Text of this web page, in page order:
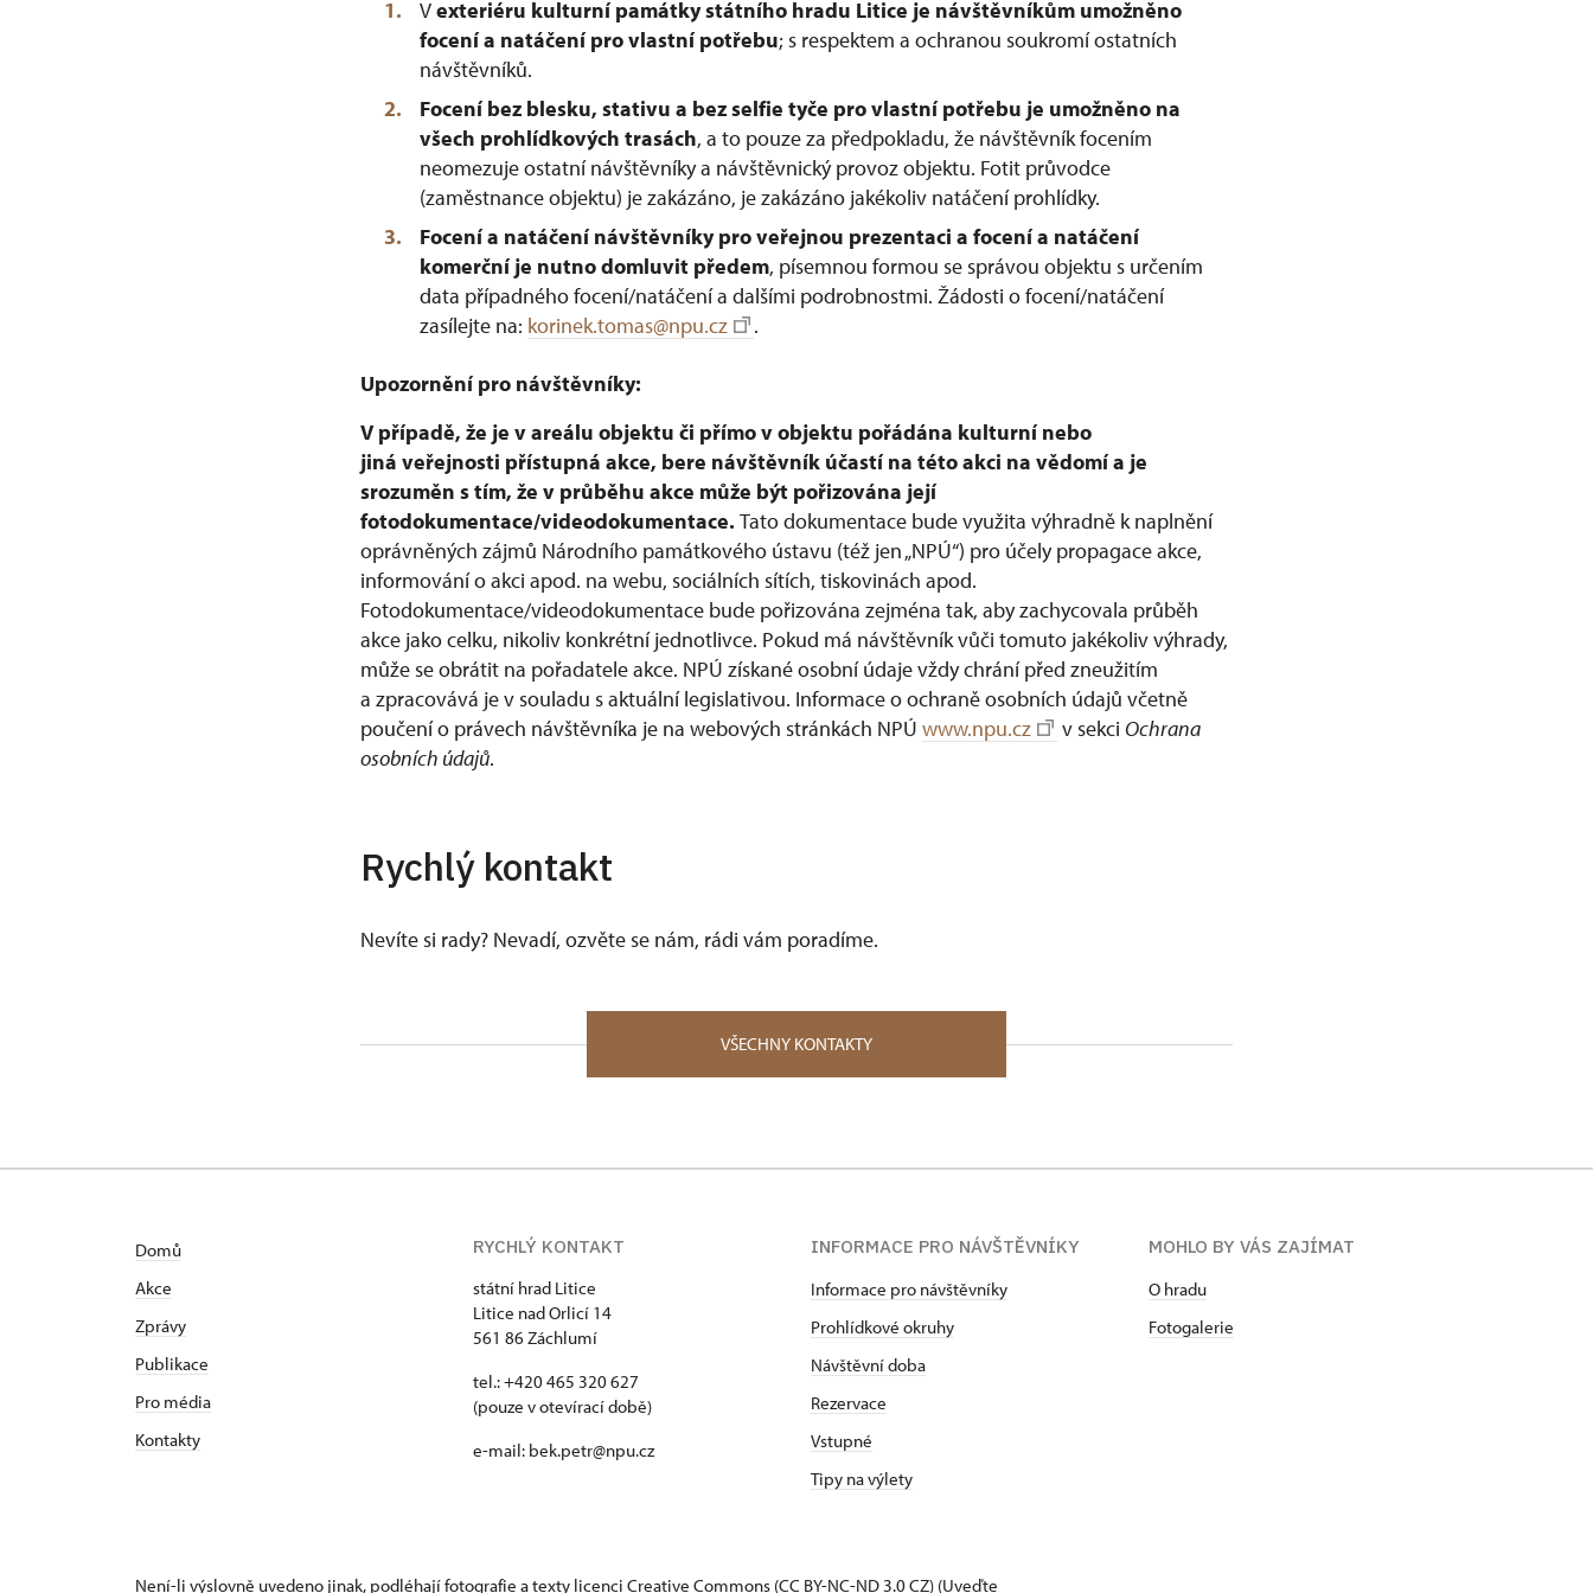
Vexteriéru kulturní památky státního hradu Litice je návštěvníkům umožněno
focení a natáčení pro vlastní potřebu; s respektem a ochranou soukromí ostatních
návštěvníků.
Focení bez blesku, stativu a bez selfie tyče pro vlastní potřebu je umožněno na
všech prohlídkových trasách, a to pouze za předpokladu, že návštěvník focením
neomezuje ostatní návštěvníky a návštěvnický provoz objektu. Fotit průvodce
(zaměstnance objektu) je zakázáno, je zakázáno jakékoliv natáčení prohlídky.
Focení a natáčení návštěvníky pro veřejnou prezentaci a focení a natáčení
komerční je nutno domluvit předem, písemnou formou se správou objektu s určením
data případného focení/natáčení a dalšími podrobnostmi. Žádosti o focení/natáčení
zasílejte na: korinek.tomas@npu.cz .
Upozornění pro návštěvníky:
V případě, že je v areálu objektu či přímo v objektu pořádána kulturní nebo
jiná veřejnosti přístupná akce, bere návštěvník účastí na této akci na vědomí a je
srozuměn s tím, že v průběhu akce může být pořizována její
fotodokumentace/videodokumentace. Tato dokumentace bude využita výhradně k naplnění
oprávněných zájmů Národního památkového ústavu (též jen „NPÚ“) pro účely propagace akce,
informování o akci apod. na webu, sociálních sítích, tiskovinách apod.
Fotodokumentace/videodokumentace bude pořizována zejména tak, aby zachycovala průběh
akce jako celku, nikoliv konkrétní jednotlivce. Pokud má návštěvník vůči tomuto jakékoliv výhrady,
může se obrátit na pořadatele akce. NPÚ získané osobní údaje vždy chrání před zneužitím
a zpracovává je v souladu s aktuální legislativou. Informace o ochraně osobních údajů včetně
poučení o právech návštěvníka je na webových stránkách NPÚ www.npu.cz v sekci Ochrana
osobních údajů.
Rychlý kontakt
Nevíte si rady? Nevadí, ozvěte se nám, rádi vám poradíme.
VŠECHNY KONTAKTY
Domů
Akce
Zprávy
Publikace
Pro média
Kontakty
RYCHLÝ KONTAKT
státní hrad Litice
Litice nad Orlicí 14
561 86 Záchlumí
tel.: +420 465 320 627
(pouze v otevírací době)
e-mail: bek.petr@npu.cz
INFORMACE PRO NÁVŠTĚVNÍKY
Informace pro návštěvníky
Prohlídkové okruhy
Návštěvní doba
Rezervace
Vstupné
Tipy na výlety
MOHLO BY VÁS ZAJÍMAT
O hradu
Fotogalerie
Není-li výslovně uvedeno jinak, podléhají fotografie a texty licenci Creative Commons (CC BY-NC-ND 3.0 CZ) (Uveďte